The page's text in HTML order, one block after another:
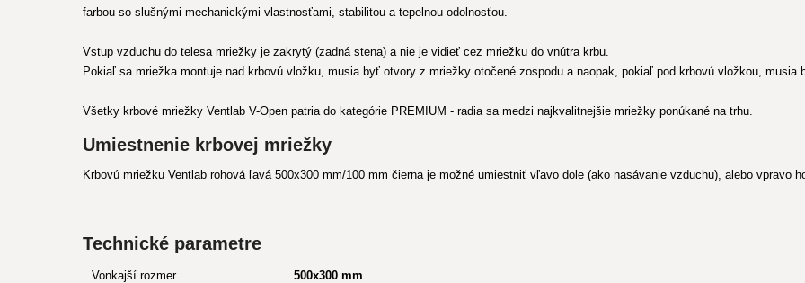
farbou so slušnými mechanickými vlastnosťami, stabilitou a tepelnou odolnosťou.
Vstup vzduchu do telesa mriežky je zakrytý (zadná stena) a nie je vidieť cez mriežku do vnútra krbu.
Pokiaľ sa mriežka montuje nad krbovú vložku, musia byť otvory z mriežky otočené zospodu a naopak, pokiaľ pod krbovú vložkou, musia
Všetky krbové mriežky Ventlab V-Open patria do kategórie PREMIUM - radia sa medzi najkvalitnejšie mriežky ponúkané na trhu.
Umiestnenie krbovej mriežky
Krbovú mriežku Ventlab rohová ľavá 500x300 mm/100 mm čierna je možné umiestniť vľavo dole (ako nasávanie vzduchu), alebo vpravo
Technické parametre
Vonkajší rozmer
500x300 mm